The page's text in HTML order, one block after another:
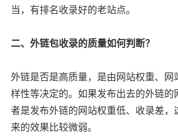
当，有排名收录好的老站点。
二、外链包收录的质量如何判断？
外链是否是高质量，是由网站权重、网
样性等决定的。如果发布出去的外链的
者是发布外链的网站权重低、收录差，
来的效果比较微弱。